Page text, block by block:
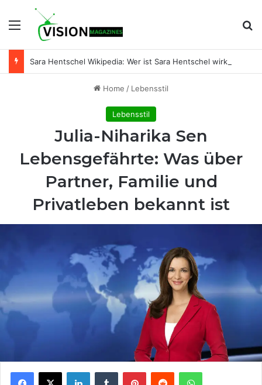
Menu
Home / Lebensstil
Lebensstil
Julia-Niharika Sen
Lebensgefährte: Was über
Partner, Familie und
Privatleben bekannt ist
Facebook
X LinkedInTumblr PinterestReddit WhatsApp